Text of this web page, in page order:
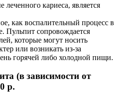
кариеса, является
как воспалительный процесс в
Пульпит сопровождается
которые могут носить
или возникать из-за
горячей либо холодной пищи.
(в зависимости от
p.